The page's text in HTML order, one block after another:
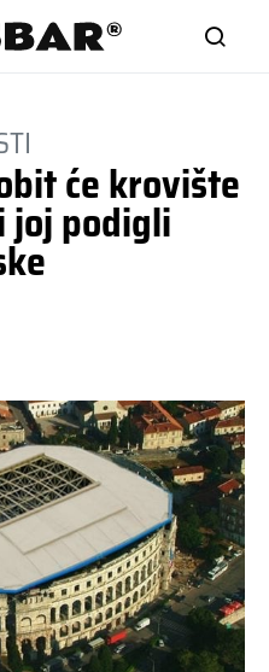
će krovište
joj podigli